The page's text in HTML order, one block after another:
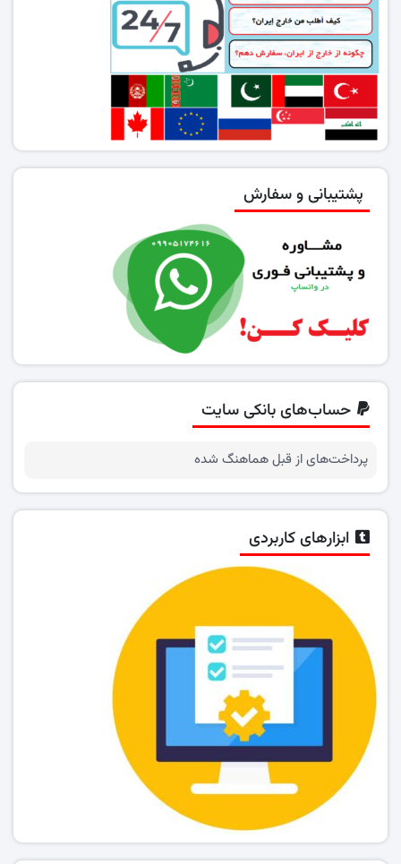
پشتیبانی و سفارش
حساب‌های بانکی سایت
پرداخت‌های از قبل هماهنگ شده
ابزارهای کاربردی